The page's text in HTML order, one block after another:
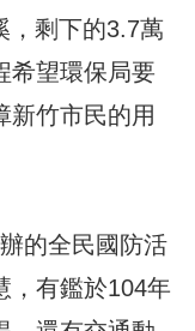
，剩下的3.7萬
希望環保局要
新竹市民的用
的全民國防活
，有鑑於104年